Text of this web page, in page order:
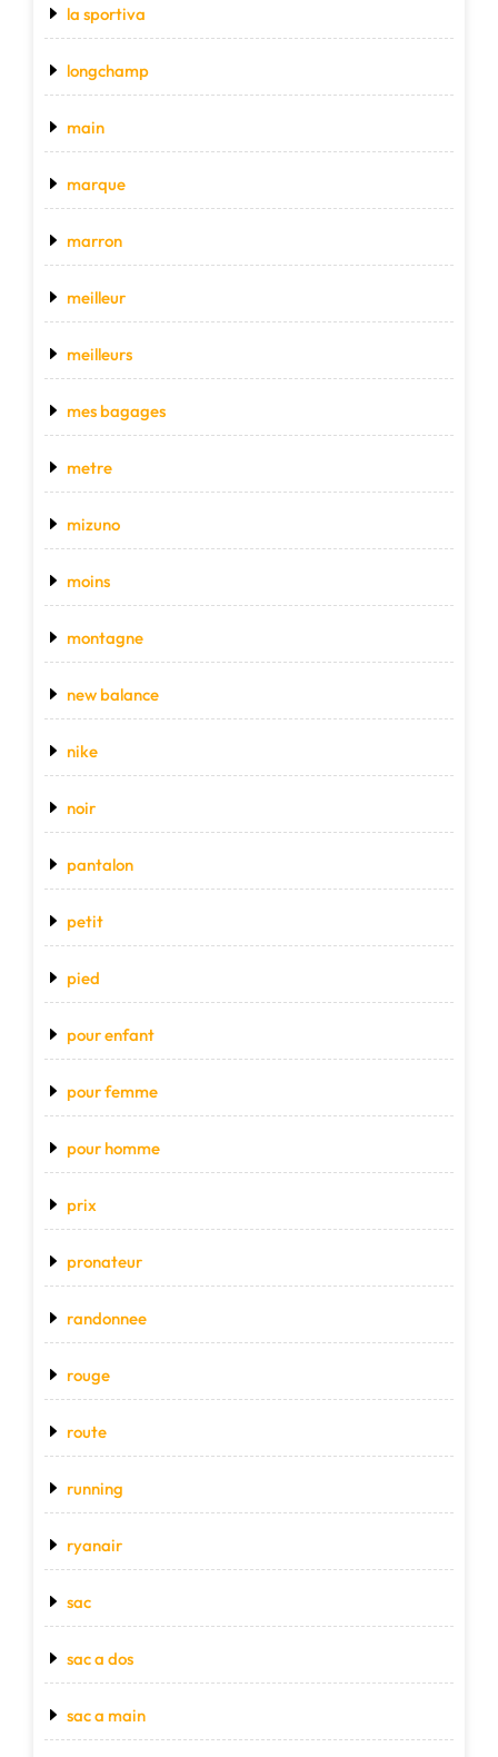
la sportiva
longchamp
main
marque
marron
meilleur
meilleurs
mes bagages
metre
mizuno
moins
montagne
new balance
nike
noir
pantalon
petit
pied
pour enfant
pour femme
pour homme
prix
pronateur
randonnee
rouge
route
running
ryanair
sac
sac a dos
sac a main